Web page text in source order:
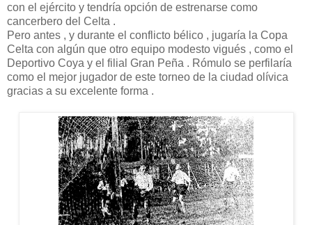
con el ejército y tendría opción de estrenarse como
cancerbero del Celta .
Pero antes , y durante el conflicto bélico , jugaría la Copa
Celta con algún que otro equipo modesto vigués , como el
Deportivo Coya y el filial Gran Peña . Rómulo se perfilaría
como el mejor jugador de este torneo de la ciudad olívica
gracias a su excelente forma .